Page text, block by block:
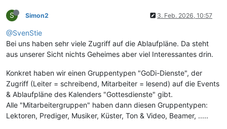
S Simon2 3. Feb. 2026, 10:57
@SvenStie
Bei uns haben sehr viele Zugriff auf die Ablaufpläne. Da steht
aus unserer Sicht nichts Geheimes aber viel Interessantes drin.
Konkret haben wir einen Gruppentypen "GoDi-Dienste", der
Zugriff (Leiter = schreibend, Mitarbeiter = lesend) auf die Events
& Ablaufpläne des Kalenders "Gottesdienste" gibt.
Alle "Mitarbeitergruppen" haben dann diesen Gruppentypen:
Lektoren, Prediger, Musiker, Küster, Ton & Video, Beamer, .....